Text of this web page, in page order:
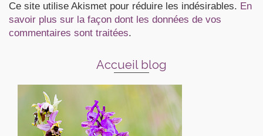
Ce site utilise Akismet pour réduire les indésirables. En
savoir plus sur la façon dont les données de vos
commentaires sont traitées.
Accueil blog